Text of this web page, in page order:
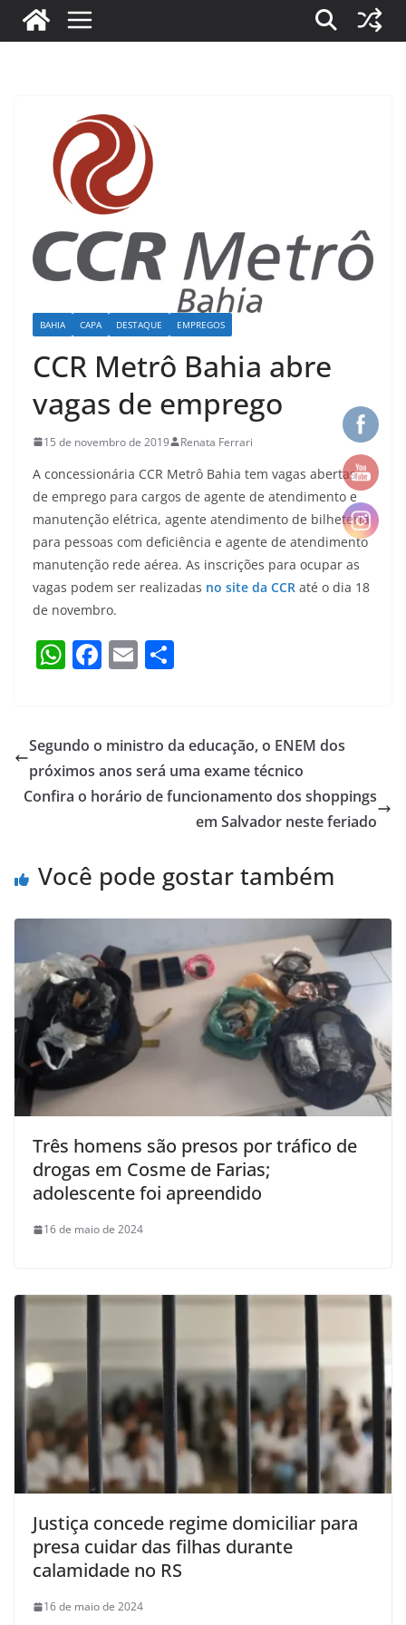
BAHIA CAPA DESTAQUE EMPREGOS
CCR Metrô Bahia abre
vagas de emprego
15 de novembro de 2019 Renata Ferrari
A concessionária CCR Metrô Bahia tem vagas abertas
de emprego para cargos de agente de atendimento e
manutenção elétrica, agente atendimento de bilheteria
para pessoas com deficiência e agente de atendimento
manutenção rede aérea. As inscrições para ocupar as
vagas podem ser realizadas no site da CCR até o dia 18
de novembro.
W
s
A
p
F
e
b
o
E
l e
Segundo o ministro da educação, o ENEM dos
próximos anos será uma exame técnico
Confira o horário de funcionamento dos shoppings
em Salvador neste feriado
Você pode gostar também
Três homens são presos por tráfico de
drogas em Cosme de Farias;
adolescente foi apreendido
16 de maio de 2024
Justiça concede regime domiciliar para
presa cuidar das filhas durante
calamidade no RS
16 de maio de 2024